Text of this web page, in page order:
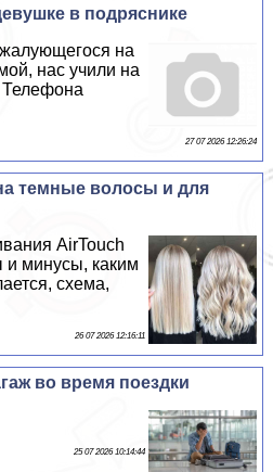
в подряснике
на
нас учили на
Телефона
27 07 2026 12:26:24
темные волосы и для
AirTouch
и минусы, каким
схема,
26 07 2026 12:16:11
во время поездки
25 07 2026 10:14:44